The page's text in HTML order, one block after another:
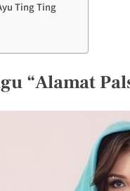
Ting Ting
“Alamat